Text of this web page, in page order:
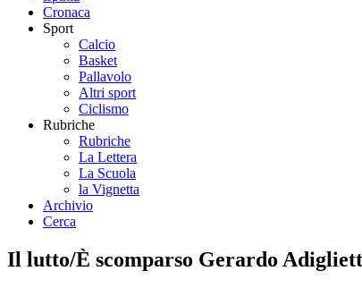
Cronaca
Sport
Calcio
Basket
Pallavolo
Altri sport
Ciclismo
Rubriche
Rubriche
La Lettera
La Scuola
la Vignetta
Archivio
Cerca
Il lutto/È scomparso Gerardo